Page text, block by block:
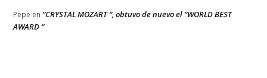
Pepe en “CRYSTAL MOZART “, obtuvo de nuevo el “WORLD BEST
AWARD “